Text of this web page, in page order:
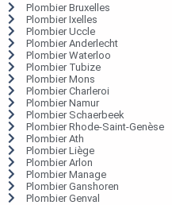
Plombier Bruxelles
Plombier Ixelles
Plombier Uccle
Plombier Anderlecht
Plombier Waterloo
Plombier Tubize
Plombier Mons
Plombier Charleroi
Plombier Namur
Plombier Schaerbeek
Plombier Rhode-Saint-Genèse
Plombier Ath
Plombier Liège
Plombier Arlon
Plombier Manage
Plombier Ganshoren
Plombier Genval